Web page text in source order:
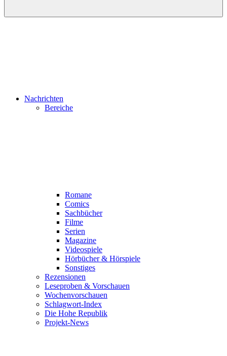
Nachrichten
Bereiche
Romane
Comics
Sachbücher
Filme
Serien
Magazine
Videospiele
Hörbücher & Hörspiele
Sonstiges
Rezensionen
Leseproben & Vorschauen
Wochenvorschauen
Schlagwort-Index
Die Hohe Republik
Projekt-News